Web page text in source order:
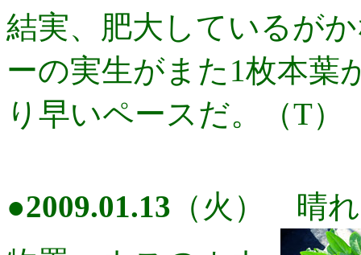
結実、肥大しているが
ーの実生がまた1枚本葉
り早いペースだ。（T）
●2009.01.13 （火） 晴れ